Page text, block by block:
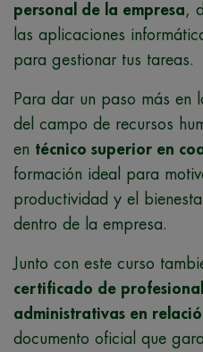
personal de la empresa,
las aplicaciones
para gestionar tus tareas.
Para dar un paso más en
del campo de recursos
en técnico superior en
formación ideal para
productividad y el
dentro de la empresa.
Junto con este curso
certificado de
administrativas en
documento oficial que